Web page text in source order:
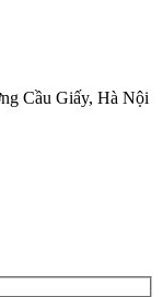
Cầu Giấy, Hà Nội